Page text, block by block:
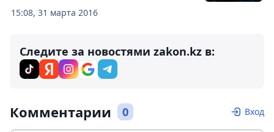
15:08, 31 марта 2016
Следите за новостями zakon.kz в:
Комментарии 0 Вход